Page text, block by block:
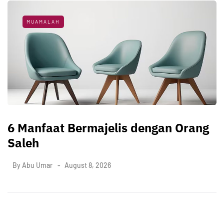
MUAMALAH
6 Manfaat Bermajelis dengan Orang
Saleh
By Abu Umar August 8, 2026